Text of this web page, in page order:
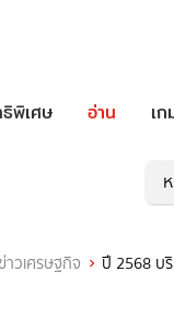
พิเศษ อ่าน เก
ข่าวเศรษฐกิจ ปี 2568 บ